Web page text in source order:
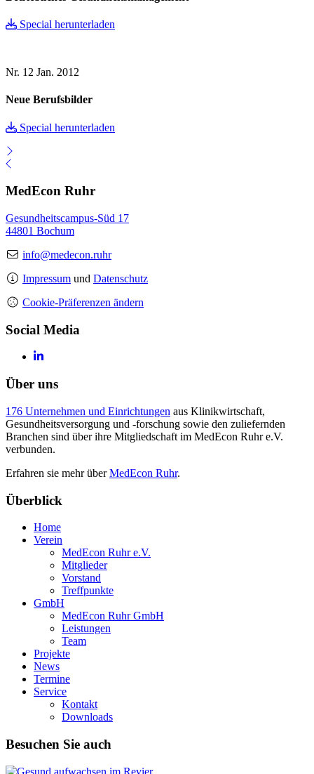
Special herunterladen
Nr. 12 Jan. 2012
Neue Berufsbilder
Special herunterladen
MedEcon Ruhr
Gesundheitscampus-Süd 17
44801 Bochum
info@medecon.ruhr
Impressum und Datenschutz
Cookie-Präferenzen ändern
Social Media
Über uns
176 Unternehmen und Einrichtungen aus Klinikwirtschaft,
Gesundheitsversorgung und -forschung sowie den zuliefernden
Branchen sind über ihre Mitgliedschaft im MedEcon Ruhr e.V.
verbunden.
Erfahren sie mehr überMedEcon Ruhr.
Überblick
Home
Verein
MedEcon Ruhr e.V.
Mitglieder
Vorstand
Treffpunkte
GmbH
MedEcon Ruhr GmbH
Leistungen
Team
Projekte
News
Termine
Service
Kontakt
Downloads
Besuchen Sie auch